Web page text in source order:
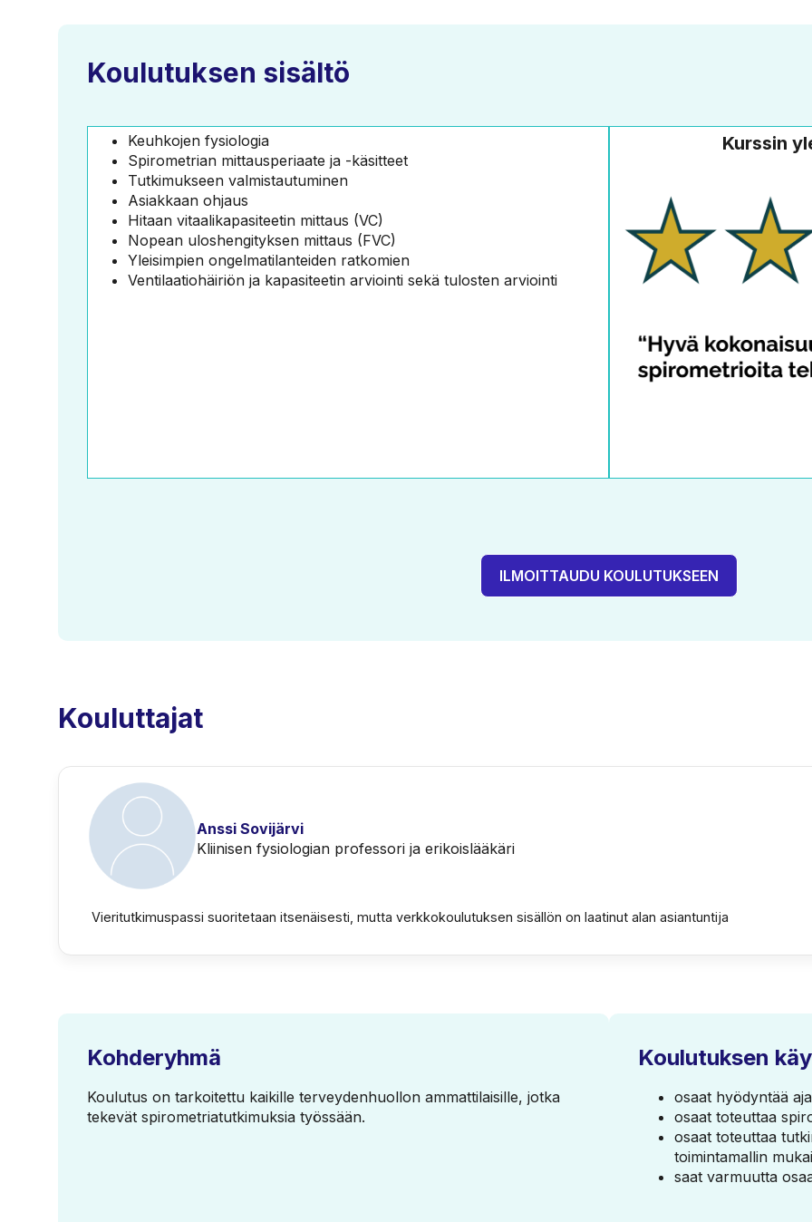
Koulutuksen sisältö
Keuhkojen fysiologia
Spirometrian mittausperiaate ja -käsitteet
Tutkimukseen valmistautuminen
Asiakkaan ohjaus
Hitaan vitaalikapasiteetin mittaus (VC)
Nopean uloshengityksen mittaus (FVC)
Yleisimpien ongelmatilanteiden ratkomien
Ventilaatiohäiriön ja kapasiteetin arviointi sekä tulosten arviointi
Kurssin
ILMOITTAUDU KOULUTUKSEEN
Kouluttajat
Anssi Sovijärvi
Kliinisen fysiologian professori ja erikoislääkäri
Vieritutkimuspassi suoritetaan itsenäisesti, mutta verkkokoulutuksen sisällön on laatinut alan asiantuntija
Kohderyhmä
Koulutus on tarkoitettu kaikille terveydenhuollon ammattilaisille, jotka
tekevät spirometriatutkimuksia työssään.
Koulutuksen
osaat hyödyntää
osaat toteuttaa
osaat toteuttaa
toimintamallin
saat varmuutta